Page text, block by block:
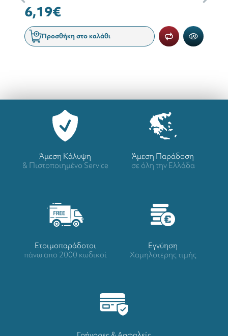
6,19€
Προσθήκη στο καλάθι
Άμεση Κάλυψη
& Πιστοποιημένο Service
Άμεση Παράδοση
σε όλη την Ελλάδα
Ετοιμοπαράδοτοι
πάνω απο 2000 κωδικοί
Eγγύηση
Χαμηλότερης τιμής